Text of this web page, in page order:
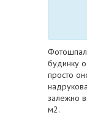
будинку
просто
залежно
м2.